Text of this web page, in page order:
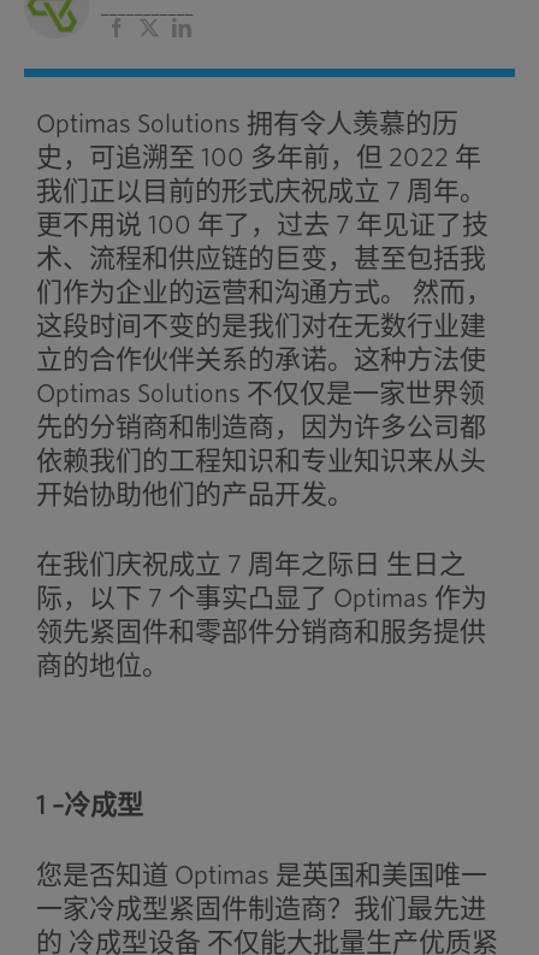
脸
X
领
Optimas Solutions 拥有令人羡慕的历
史，可追溯至 100 多年前，但 2022 年
我们正以目前的形式庆祝成立 7 周年。
更不用说 100 年了，过去 7 年见证了技
术、流程和供应链的巨变，甚至包括我
们作为企业的运营和沟通方式。
然而，
这段时间不变的是我们对在无数行业建
立的合作伙伴关系的承诺。这种方法使
Optimas Solutions 不仅仅是一家世界领
先的分销商和制造商，因为许多公司都
依赖我们的工程知识和专业知识来从头
开始协助他们的产品开发。
在我们庆祝成立 7 周年之际 日 生日之
际，以下 7 个事实凸显了 Optimas 作为
领先紧固件和零部件分销商和服务提供
商的地位。
1 –冷成型
您是否知道 Optimas 是英国和美国唯一
一家冷成型紧固件制造商？我们最先进
的 冷成型设备 不仅能大批量生产优质紧